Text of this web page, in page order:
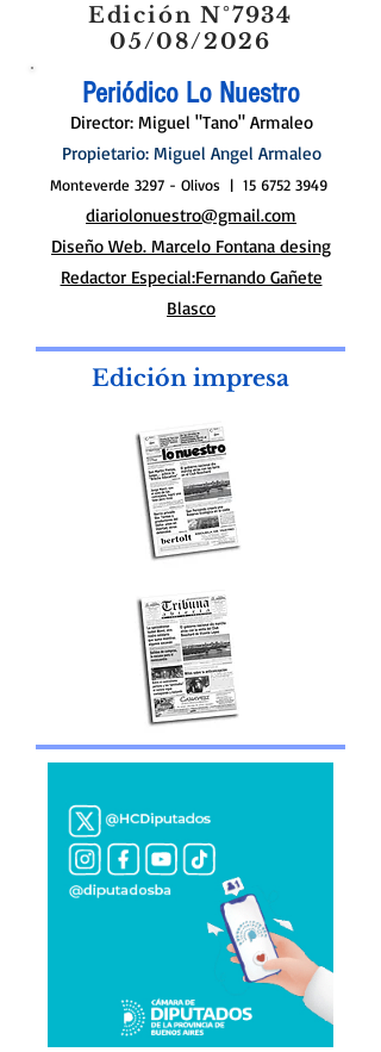
05/08/2026
Periódico Lo Nuestro
Director: Miguel "Tano" Armaleo
Monteverde 3297 - Olivos |
diariolonuestro@gmail.com
Diseño Web. Marcelo Fontana desing
Redactor Especial:Fernando Gañete
Blasco
Edición impresa